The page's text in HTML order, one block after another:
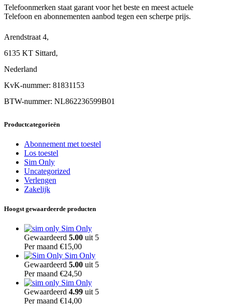
Telefoonmerken staat garant voor het beste en meest actuele
Telefoon en abonnementen aanbod tegen een scherpe prijs.
Arendstraat 4,
6135 KT Sittard,
Nederland
KvK-nummer: 81831153
BTW-nummer: NL862236599B01
Productcategorieën
Abonnement met toestel
Los toestel
Sim Only
Uncategorized
Verlengen
Zakelijk
Hoogst gewaardeerde producten
Sim Only
Gewaardeerd 5.00 uit 5
Per maand €15,00
Sim Only
Gewaardeerd 5.00 uit 5
Per maand €24,50
Sim Only
Gewaardeerd 4.99 uit 5
Per maand €14,00